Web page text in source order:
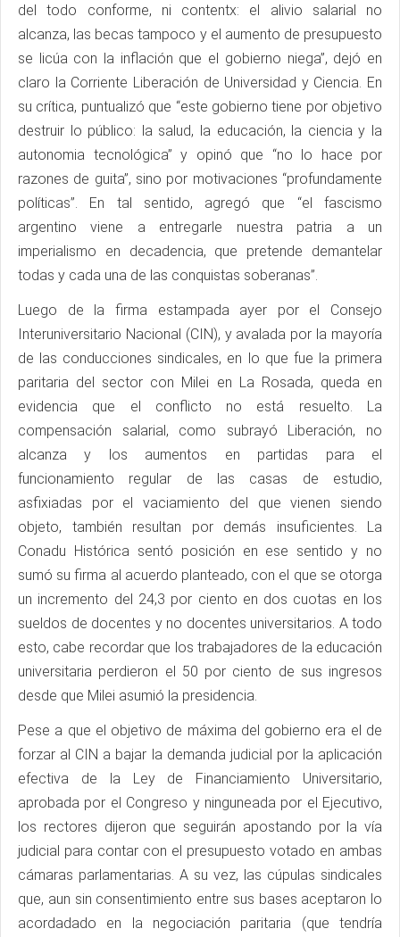
del todo conforme, ni contentx: el alivio salarial no
alcanza, las becas tampoco y el aumento de presupuesto
se licúa con la inflación que el gobierno niega”, dejó en
claro la Corriente Liberación de Universidad y Ciencia. En
su crítica, puntualizó que “este gobierno tiene por objetivo
destruir lo público: la salud, la educación, la ciencia y la
autonomia tecnológica” y opinó que “no lo hace por
razones de guita”, sino por motivaciones “profundamente
políticas”. En tal sentido, agregó que “el fascismo
argentino viene a entregarle nuestra patria a un
imperialismo en decadencia, que pretende demantelar
todas y cada una de las conquistas soberanas”.
Luego de la firma estampada ayer por el Consejo
Interuniversitario Nacional (CIN), y avalada por la mayoría
de las conducciones sindicales, en lo que fue la primera
paritaria del sector con Milei en La Rosada, queda en
evidencia que el conflicto no está resuelto. La
compensación salarial, como subrayó Liberación, no
alcanza y los aumentos en partidas para el
funcionamiento regular de las casas de estudio,
asfixiadas por el vaciamiento del que vienen siendo
objeto, también resultan por demás insuficientes. La
Conadu Histórica sentó posición en ese sentido y no
sumó su firma al acuerdo planteado, con el que se otorga
un incremento del 24,3 por ciento en dos cuotas en los
sueldos de docentes y no docentes universitarios. A todo
esto, cabe recordar que los trabajadores de la educación
universitaria perdieron el 50 por ciento de sus ingresos
desde que Milei asumió la presidencia.
Pese a que el objetivo de máxima del gobierno era el de
forzar al CIN a bajar la demanda judicial por la aplicación
efectiva de la Ley de Financiamiento Universitario,
aprobada por el Congreso y ninguneada por el Ejecutivo,
los rectores dijeron que seguirán apostando por la vía
judicial para contar con el presupuesto votado en ambas
cámaras parlamentarias. A su vez, las cúpulas sindicales
que, aun sin consentimiento entre sus bases aceptaron lo
acordadado en la negociación paritaria (que tendría